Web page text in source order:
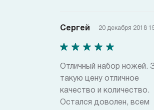
Сергей 20 декабря 2018
Отличный набор ножей.
такую цену отличное
качество и количество.
Остался доволен, всем